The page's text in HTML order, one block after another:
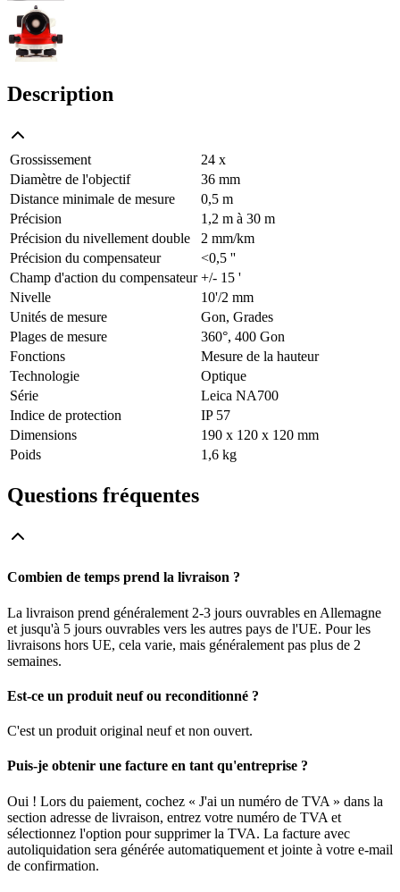
Description
Grossissement
24 x
Diamètre de l'objectif
36 mm
Distance minimale de mesure
0,5 m
Précision
1,2 m à 30 m
Précision du nivellement double
2 mm/km
Précision du compensateur
<0,5 ''
Champ d'action du compensateur +/- 15 '
Nivelle
10'/2 mm
Unités de mesure
Gon, Grades
Plages de mesure
360°, 400 Gon
Fonctions
Mesure de la hauteur
Technologie
Optique
Série
Leica NA700
Indice de protection
IP 57
Dimensions
190 x 120 x 120 mm
Poids
1,6 kg
Questions fréquentes
Combien de temps prend la livraison ?
La livraison prend généralement 2-3 jours ouvrables en Allemagne
et jusqu'à 5 jours ouvrables vers les autres pays de l'UE. Pour les
livraisons hors UE, cela varie, mais généralement pas plus de 2
semaines.
Est-ce un produit neuf ou reconditionné ?
C'est un produit original neuf et non ouvert.
Puis-je obtenir une facture en tant qu'entreprise ?
Oui ! Lors du paiement, cochez « J'ai un numéro de TVA » dans la
section adresse de livraison, entrez votre numéro de TVA et
sélectionnez l'option pour supprimer la TVA. La facture avec
autoliquidation sera générée automatiquement et jointe à votre e-mail
de confirmation.